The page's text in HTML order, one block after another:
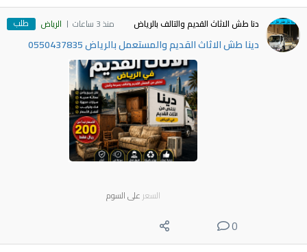
دنا طش الاثاث القديم والتالف بالرياض منذ 3 ساعات الرياض طلب
دينا طش الاثاث القديم والمستعمل بالرياض 0550437835
السعر على السوم
0